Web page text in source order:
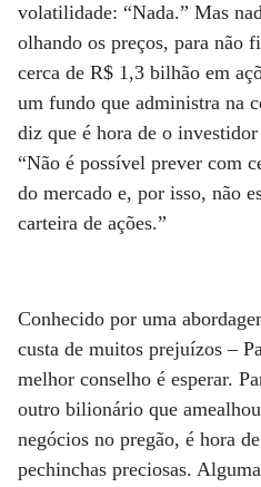
volatilidade: “Nada.” Mas
olhando os preços, para não
cerca de R$ 1,3 bilhão em
um fundo que administra na
diz que é hora de o
“Não é possível prever com
do mercado e, por isso, não
carteira de ações.”
Conhecido por uma
custa de muitos prejuízos –
melhor conselho é esperar.
outro bilionário que
negócios no pregão, é hora
pechinchas preciosas.